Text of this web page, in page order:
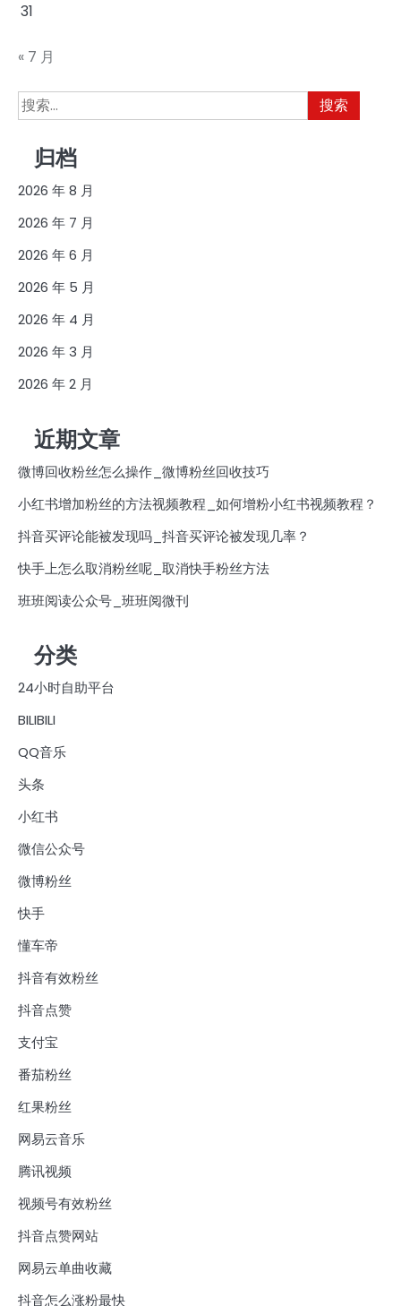
31
« 7 月
搜
索：
归档
2026 年 8 月
2026 年 7 月
2026 年 6 月
2026 年 5 月
2026 年 4 月
2026 年 3 月
2026 年 2 月
近期文章
微博回收粉丝怎么操作_微博粉丝回收技巧
小红书增加粉丝的方法视频教程_如何增粉小红书视频教程？
抖音买评论能被发现吗_抖音买评论被发现几率？
快手上怎么取消粉丝呢_取消快手粉丝方法
班班阅读公众号_班班阅微刊
分类
24小时自助平台
BILIBILI
QQ音乐
头条
小红书
微信公众号
微博粉丝
快手
懂车帝
抖音有效粉丝
抖音点赞
支付宝
番茄粉丝
红果粉丝
网易云音乐
腾讯视频
视频号有效粉丝
抖音点赞网站
网易云单曲收藏
抖音怎么涨粉最快